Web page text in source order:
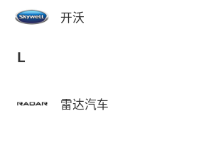
开沃
L
雷达汽车